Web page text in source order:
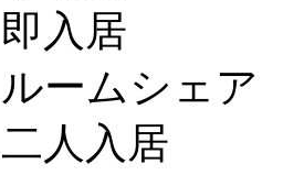
即入居
ルームシェア
二人入居